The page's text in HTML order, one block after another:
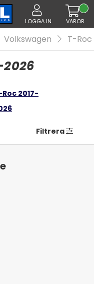
LOGGA IN VAROR
Volkswagen T-Roc
2026
2017-
Filtrera